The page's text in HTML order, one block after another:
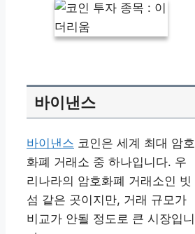
바이낸스
바이낸스 코인은 세계 최대 암호
화폐 거래소 중 하나입니다. 우
리나라의 암호화폐 거래소인 빗
섬 같은 곳이지만, 거래 규모가
비교가 안될 정도로 큰 시장입니